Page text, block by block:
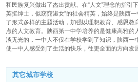
和民族复兴做出了杰出贡献。在“人文”理念的指引
英挺绅士，似窈窕淑女”的社会精英，始终是陕西
了形式多样的主题活动，加强以理想教育、感恩教
点的人文教育。陕西第一中学培养的是健康高雅的
淡无光的，一中人不仅在学校学到了知识，陕西一
使一中人感受到了生活的快乐，往更全面的方向发
其它城市学校